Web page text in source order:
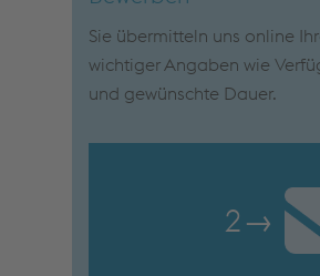
Sie übermitteln uns online
wichtiger Angaben wie
und gewünschte Dauer.
2→